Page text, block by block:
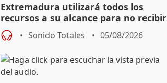
Extremadura utilizará todos los
recursos a su alcance para no recibir
más menores migrantes
Sonido Totales 05/08/2026